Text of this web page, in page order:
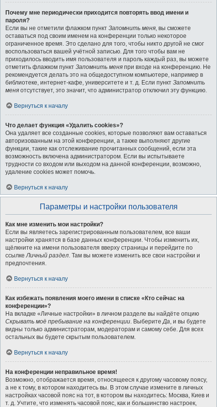
Почему мне периодически приходится повторять ввод имени и
пароля?
Если вы не отметили флажком пункт Запомнить меня, вы сможете
оставаться под своим именем на конференции только некоторое
ограниченное время. Это сделано для того, чтобы никто другой не смог
воспользоваться вашей учётной записью. Для того чтобы вам не
приходилось вводить имя пользователя и пароль каждый раз, вы можете
отметить флажком пункт Запомнить меня при входе на конференцию. Не
рекомендуется делать это на общедоступном компьютере, например в
библиотеке, интернет-кафе, университете и т. д. Если пункт Запомнить
меня отсутствует, это значит, что администратор отключил эту функцию.
Вернуться к началу
Что делает функция «Удалить cookies»?
Она удаляет все созданные cookies, которые позволяют вам оставаться
авторизованным на этой конференции, а также выполняют другие
функции, такие как отслеживание прочитанных сообщений, если эта
возможность включена администратором. Если вы испытываете
трудности со входом или выходом на данной конференции, возможно,
удаление cookies может помочь.
Вернуться к началу
Параметры и настройки пользователя
Как мне изменить мои настройки?
Если вы являетесь зарегистрированным пользователем, все ваши
настройки хранятся в базе данных конференции. Чтобы изменить их,
щёлкните на имени пользователя вверху страницы и перейдите по
ссылкеЛичный раздел. Там вы можете изменить все свои настройки и
предпочтения.
Вернуться к началу
Как избежать появления моего имени в списке «Кто сейчас на
конференции»?
На вкладке «Личные настройки» в личном разделе вы найдёте опцию
Скрывать моё пребывание на конференции. ВыберитеДа, и вы будете
видны только администраторам, модераторам и самому себе. Для всех
остальных вы будете скрытым пользователем.
Вернуться к началу
На конференции неправильное время!
Возможно, отображается время, относящееся к другому часовому поясу,
а не к тому, в котором находитесь вы. В этом случае измените в личных
настройках часовой пояс на тот, в котором вы находитесь: Москва, Киев и
т. д. Учтите, что изменять часовой пояс, как и большинство настроек,